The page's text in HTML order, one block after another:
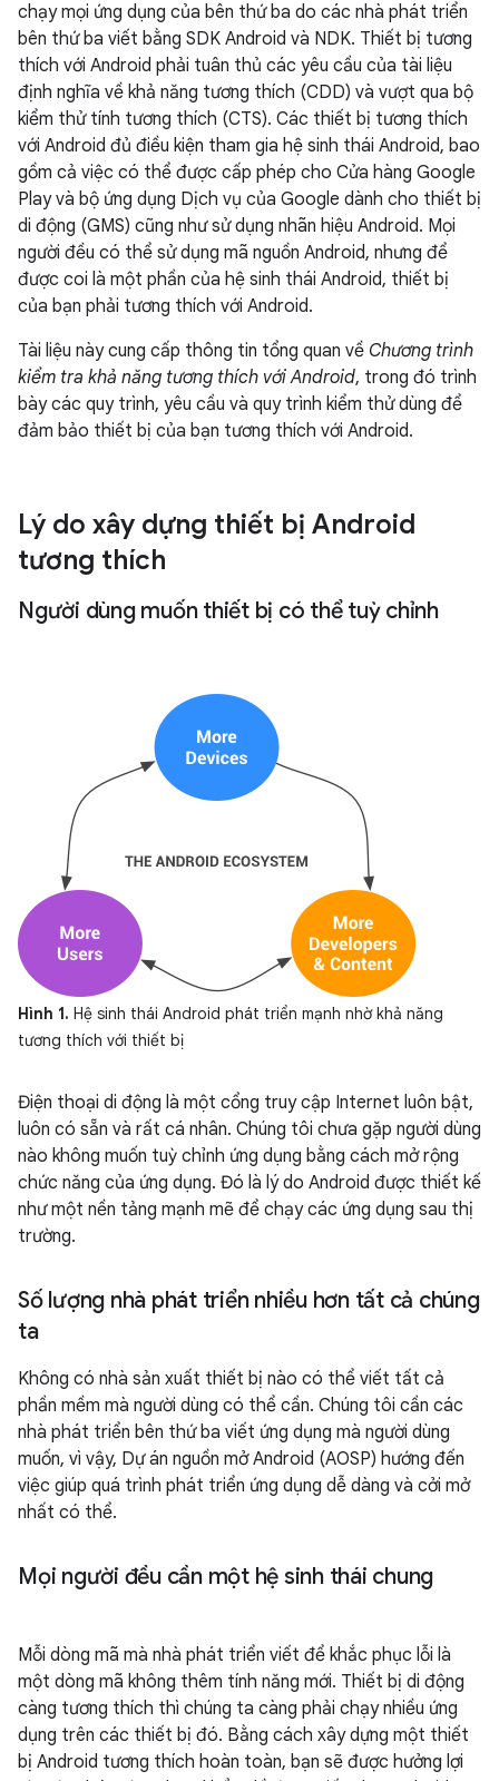
chạy mọi ứng dụng của bên thứ ba do các nhà phát triển
bên thứ ba viết bằng SDK Android và NDK. Thiết bị tương
thích với Android phải tuân thủ các yêu cầu của tài liệu
định nghĩa về khả năng tương thích (CDD) và vượt qua bộ
kiểm thử tính tương thích (CTS). Các thiết bị tương thích
với Android đủ điều kiện tham gia hệ sinh thái Android, bao
gồm cả việc có thể được cấp phép cho Cửa hàng Google
Play và bộ ứng dụng Dịch vụ của Google dành cho thiết bị
di động (GMS) cũng như sử dụng nhãn hiệu Android. Mọi
người đều có thể sử dụng mã nguồn Android, nhưng để
được coi là một phần của hệ sinh thái Android, thiết bị
của bạn phải tương thích với Android.
Tài liệu này cung cấp thông tin tổng quan về Chương trình
kiểm tra khả năng tương thích với Android, trong đó trình
bày các quy trình, yêu cầu và quy trình kiểm thử dùng để
đảm bảo thiết bị của bạn tương thích với Android.
Lý do xây dựng thiết bị Android
tương thích
Người dùng muốn thiết bị có thể tuỳ chỉnh
Hình 1. Hệ sinh thái Android phát triển mạnh nhờ khả năng
tương thích với thiết bị
Điện thoại di động là một cổng truy cập Internet luôn bật,
luôn có sẵn và rất cá nhân. Chúng tôi chưa gặp người dùng
nào không muốn tuỳ chỉnh ứng dụng bằng cách mở rộng
chức năng của ứng dụng. Đó là lý do Android được thiết kế
như một nền tảng mạnh mẽ để chạy các ứng dụng sau thị
trường.
Số lượng nhà phát triển nhiều hơn tất cả chúng
ta
Không có nhà sản xuất thiết bị nào có thể viết tất cả
phần mềm mà người dùng có thể cần. Chúng tôi cần các
nhà phát triển bên thứ ba viết ứng dụng mà người dùng
muốn, vì vậy, Dự án nguồn mở Android (AOSP) hướng đến
việc giúp quá trình phát triển ứng dụng dễ dàng và cởi mở
nhất có thể.
Mọi người đều cần một hệ sinh thái chung
Mỗi dòng mã mà nhà phát triển viết để khắc phục lỗi là
một dòng mã không thêm tính năng mới. Thiết bị di động
càng tương thích thì chúng ta càng phải chạy nhiều ứng
dụng trên các thiết bị đó. Bằng cách xây dựng một thiết
bị Android tương thích hoàn toàn, bạn sẽ được hưởng lợi